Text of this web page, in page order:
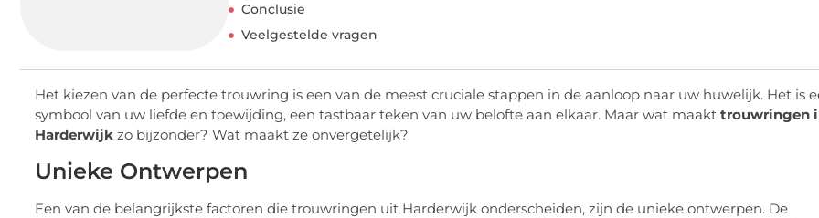
Conclusie
Veelgestelde vragen
Het kiezen van de perfecte trouwring is een van de meest cruciale stappen in de aanloop naar uw huwelijk. Het is
symbool van uw liefde en toewijding, een tastbaar teken van uw belofte aan elkaar. Maar wat maakt trouwringen
Harderwijk zo bijzonder? Wat maakt ze onvergetelijk?
Unieke Ontwerpen
Een van de belangrijkste factoren die trouwringen uit Harderwijk onderscheiden, zijn de unieke ontwerpen. De